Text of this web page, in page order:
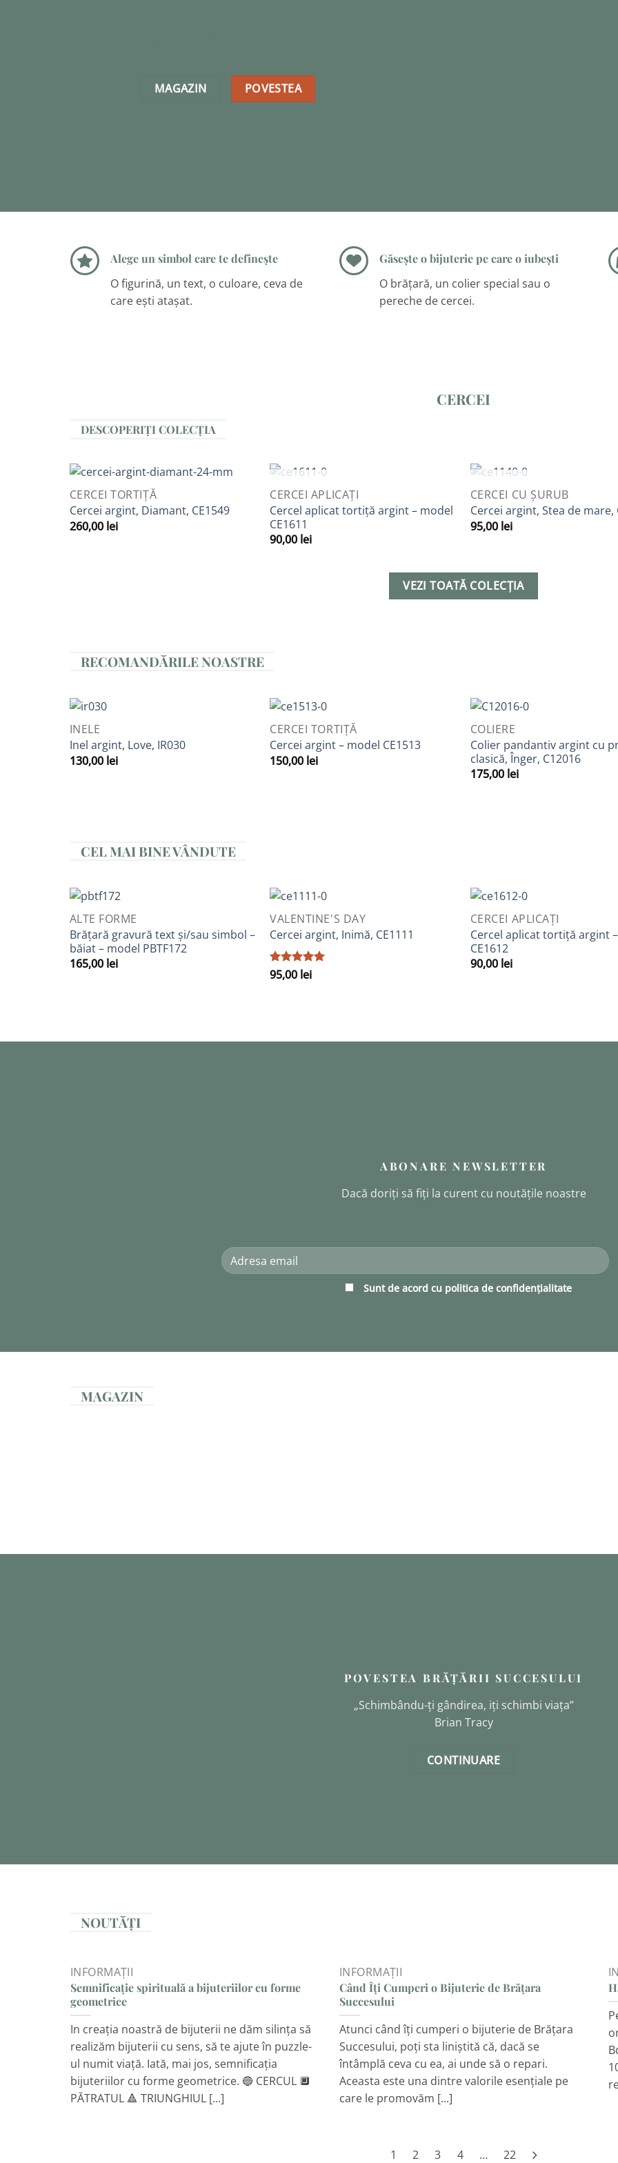
MAGAZIN POVESTEA
Alege un simbol care te definește
O figurină, un text, o culoare, ceva de
care ești atașat.
Găsește o bijuterie pe care o iubești
O brățară, un colier special sau o
pereche de cercei.
CERCEI
DESCOPERIȚI COLECȚIA
Adaugă
QUICK VIEW
CERCEI TORTIȚĂ
Cercei argint, Diamant, CE1549
260,00 lei
Adaugă
QUICK VIEWSTOC EPUIZAT
CERCEI APLICAȚI
Cercel aplicat tortiță argint – model
CE1611
90,00 lei
QUICK VIEWSTOC EPUIZAT
CERCEI CU ȘURUB
Cercei argint, Stea de mare,
95,00 lei
VEZI TOATĂ COLECȚIA
RECOMANDĂRILE NOASTRE
QUICK VIEW
INELE
Inel argint, Love, IR030
130,00 lei
Adaugă
QUICK VIEW
CERCEI TORTIȚĂ
Cercei argint – model CE1513
150,00 lei
QUICK VIEW
COLIERE
Colier pandantiv argint cu
clasică, Înger, C12016
175,00 lei
CEL MAI BINE VÂNDUTE
Adaugă
QUICK VIEW
ALTE FORME
Brățară gravură text și/sau simbol –
băiat – model PBTF172
165,00 lei
Adaugă
QUICK VIEW
VALENTINE'S DAY
Cercei argint, Inimă, CE1111
Evaluat la
din 5
95,00 lei
QUICK VIEW
CERCEI APLICAȚI
Cercel aplicat tortiță argint
CE1612
90,00 lei
ABONARE NEWSLETTER
Dacă doriți să fiți la curent cu noutățile noastre
Sunt de acord cu politica de confidențialitate
MAGAZIN
POVESTEA BRĂȚĂRII SUCCESULUI
„Schimbându-ți gândirea, iți schimbi viața”
Brian Tracy
CONTINUARE
NOUTĂȚI
INFORMAȚII
Semnificație spirituală a bijuteriilor cu forme
geometrice
In creația noastră de bijuterii ne dăm silința să
realizăm bijuterii cu sens, să te ajute în puzzle-
ul numit viață. Iată, mai jos, semnificația
bijuteriilor cu forme geometrice. 🔵 CERCUL 🔲
PĂTRATUL 🔺 TRIUNGHIUL [...]
INFORMAȚII
Când Îți Cumperi o Bijuterie de Brățara
Succesului
Atunci când îți cumperi o bijuterie de Brățara
Succesului, poți sta liniștită că, dacă se
întâmplă ceva cu ea, ai unde să o repari.
Aceasta este una dintre valorile esențiale pe
care le promovăm [...]
1 2 3 4 … 22